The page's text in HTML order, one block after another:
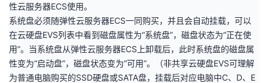
性云服务器ECS使用。
系统盘必须随弹性云服务器ECS一同购买，并且会自动挂载，可以
在云硬盘EVS列表中看到磁盘属性为“系统盘”，磁盘状态为“正在使
用”。当系统盘从弹性云服务器ECS 上卸载后，此时系统盘的磁盘属
性变为“启动盘”，磁盘状态变为“可用”。（非共享云硬盘EVS可理解
为普通电脑购买的SSD硬盘或SATA盘，挂载后对应电脑中C、 D、 E